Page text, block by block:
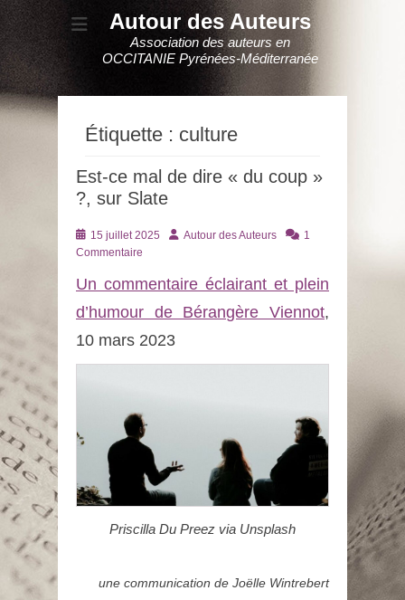
Autour des Auteurs
Association des auteurs en
OCCITANIE Pyrénées-Méditerranée
Étiquette : culture
Est-ce mal de dire « du coup »
?, sur Slate
Posté
le
15 juillet 2025 AuteurAutour des Auteurs
1
Commentaire
Un commentaire éclairant et plein
d’humour de Bérangère Viennot,
10 mars 2023
Priscilla Du Preez via Unsplash
une communication de Joëlle Wintrebert